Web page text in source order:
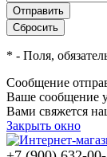
* - Поля,
Сообщение
Ваше сообщение
Вами свяжется
Закрыть окно